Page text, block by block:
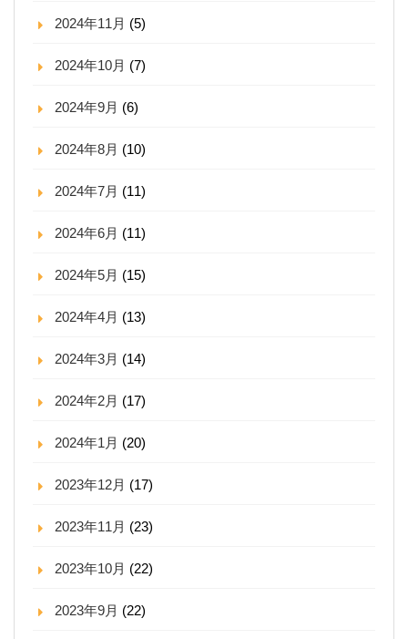
2024年11月 (5)
2024年10月 (7)
2024年9月 (6)
2024年8月 (10)
2024年7月 (11)
2024年6月 (11)
2024年5月 (15)
2024年4月 (13)
2024年3月 (14)
2024年2月 (17)
2024年1月 (20)
2023年12月 (17)
2023年11月 (23)
2023年10月 (22)
2023年9月 (22)